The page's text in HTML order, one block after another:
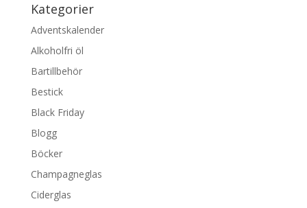
Kategorier
Adventskalender
Alkoholfri öl
Bartillbehör
Bestick
Black Friday
Blogg
Böcker
Champagneglas
Ciderglas